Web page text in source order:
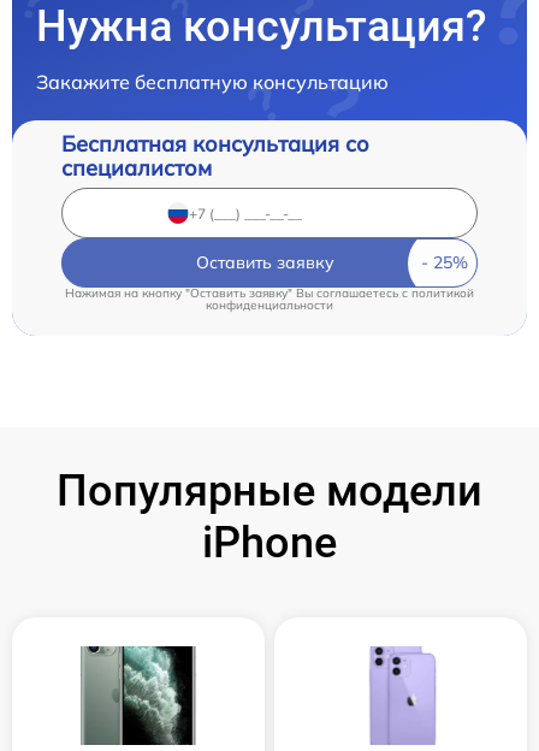
Нужна консультация?
Закажите бесплатную консультацию
Бесплатная консультация со
специалистом
Оставить заявку
Нажимая на кнопку "Оставить заявку" Вы соглашаетесь cполитикой
конфиденциальности
Популярные модели
iPhone